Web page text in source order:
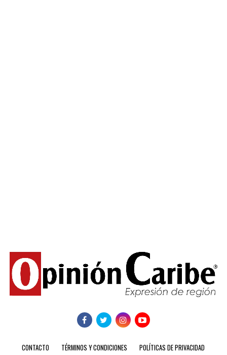
CONTACTO TÉRMINOS Y CONDICIONES POLÍTICAS DE PRIVACIDAD